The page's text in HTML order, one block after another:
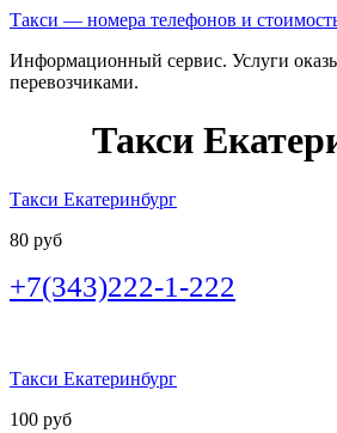
Такси — номера телефонов и
Информационный сервис. Услуги
перевозчиками.
Такси
Такси Екатеринбург
80 руб
+7(343)222-1-222
Такси Екатеринбург
100 руб